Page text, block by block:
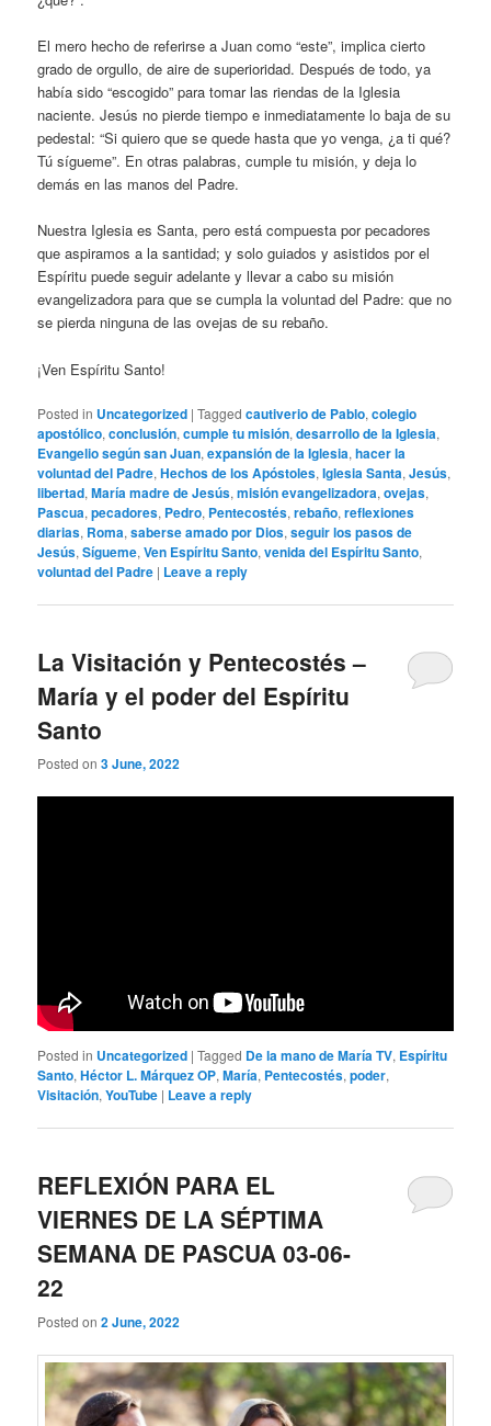
El mero hecho de referirse a Juan como “este”, implica cierto
grado de orgullo, de aire de superioridad. Después de todo, ya
había sido “escogido” para tomar las riendas de la Iglesia
naciente. Jesús no pierde tiempo e inmediatamente lo baja de su
pedestal: “Si quiero que se quede hasta que yo venga, ¿a ti qué?
Tú sígueme”. En otras palabras, cumple tu misión, y deja lo
demás en las manos del Padre.
Nuestra Iglesia es Santa, pero está compuesta por pecadores
que aspiramos a la santidad; y solo guiados y asistidos por el
Espíritu puede seguir adelante y llevar a cabo su misión
evangelizadora para que se cumpla la voluntad del Padre: que no
se pierda ninguna de las ovejas de su rebaño.
¡Ven Espíritu Santo!
Posted in Uncategorized |Tagged cautiverio de Pablo,colegio
apostólico,conclusión,cumple tu misión,desarrollo de la Iglesia,
Evangelio según san Juan,expansión de la Iglesia,hacer la
voluntad del Padre,Hechos de los Apóstoles,Iglesia Santa,Jesús,
libertad,María madre de Jesús,misión evangelizadora,ovejas,
Pascua,pecadores, Pedro, Pentecostés,rebaño,reflexiones
diarias, Roma,saberse amado por Dios,seguir los pasos de
Jesús,Sígueme,Ven Espíritu Santo,venida del Espíritu Santo,
voluntad del Padre | Leave a reply
La Visitación y Pentecostés –
María y el poder del Espíritu
Santo
Posted on3 June, 2022
Posted in Uncategorized |Tagged De la mano de María TV, Espíritu
Santo,Héctor L. Márquez OP,María, Pentecostés,poder,
Visitación,YouTube | Leave a reply
REFLEXIÓN PARA EL
VIERNES DE LA SÉPTIMA
SEMANA DE PASCUA 03-06-
22
Posted on2 June, 2022